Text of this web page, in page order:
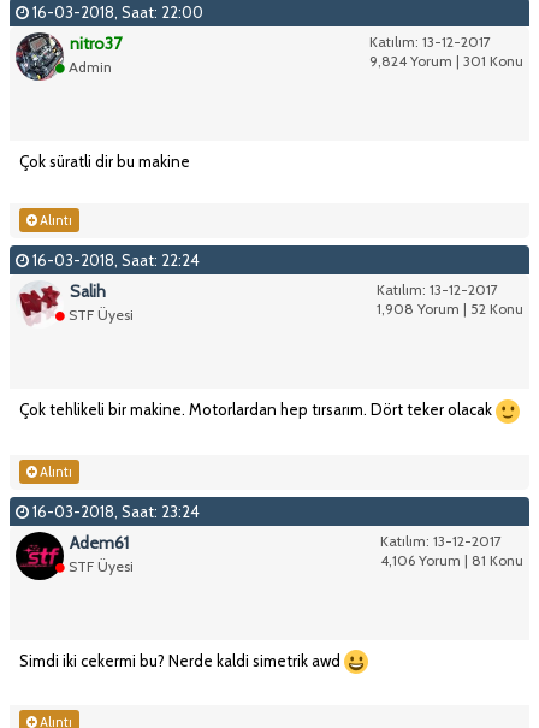
16-03-2018, Saat: 22:00
Katılım: 13-12-2017
9,824 Yorum | 301 Konu
nitro37
Admin
Çok süratli dir bu makine
Alıntı
16-03-2018, Saat: 22:24
Katılım: 13-12-2017
1,908 Yorum | 52 Konu
Salih
STF Üyesi
Çok tehlikeli bir makine. Motorlardan hep tırsarım. Dört teker olacak
Alıntı
16-03-2018, Saat: 23:24
Katılım: 13-12-2017
4,106 Yorum | 81 Konu
Adem61
STF Üyesi
Simdi iki cekermi bu? Nerde kaldi simetrik awd
Alıntı